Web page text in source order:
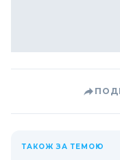
ТАКОЖ ЗА ТЕМОЮ